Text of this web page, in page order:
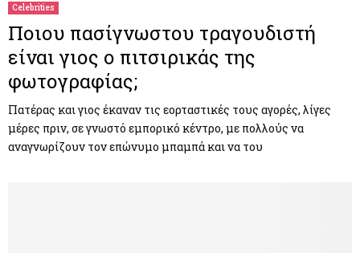
Celebrities
Ποιου πασίγνωστου τραγουδιστή
είναι γιος ο πιτσιρικάς της
φωτογραφίας;
Πατέρας και γιος έκαναν τις εορταστικές τους αγορές, λίγες
μέρες πριν, σε γνωστό εμπορικό κέντρο, με πολλούς να
αναγνωρίζουν τον επώνυμο μπαμπά και να του